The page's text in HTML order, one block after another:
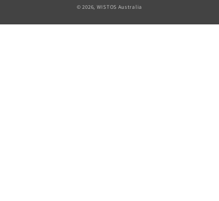
© 2026, WISTOS Australia